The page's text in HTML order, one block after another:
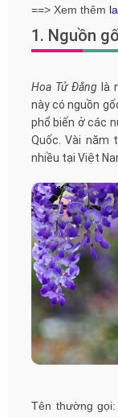
==> Xem thêm
1. Nguồn
Hoa Tử Đằnglà
này có nguồn
phổ biến ở các
Quốc. Vài năm
nhiều tại Việt
Tên thường gọi: